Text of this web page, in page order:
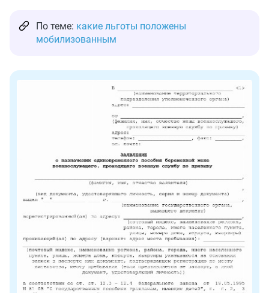
По теме: какие льготы положены
мобилизованным